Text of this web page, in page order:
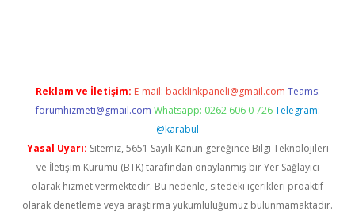
Reklam ve İletişim: E-mail: backlinkpaneli@gmail.com Teams:
forumhizmeti@gmail.com Whatsapp: 0262 606 0 726 Telegram:
@karabul
Yasal Uyarı: Sitemiz, 5651 Sayılı Kanun gereğince Bilgi Teknolojileri
ve İletişim Kurumu (BTK) tarafından onaylanmış bir Yer Sağlayıcı
olarak hizmet vermektedir. Bu nedenle, sitedeki içerikleri proaktif
olarak denetleme veya araştırma yükümlülüğümüz bulunmamaktadır.